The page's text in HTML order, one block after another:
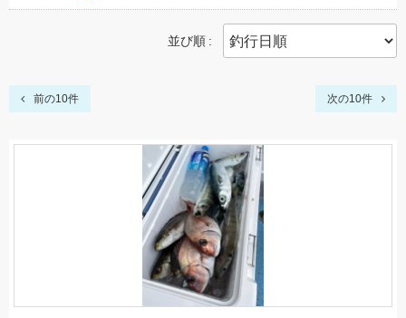
並び順
前の10件 次の10件